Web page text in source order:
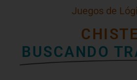
Juegos de
CHISTE
BUSCANDO